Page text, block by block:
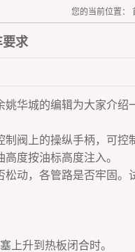
您的当前位置：
要求
姚华城的编辑为大家介绍
阀上的操纵手柄，可控
度按油标高度注入。
动，各管路是否牢固。
升到热板闭合时。